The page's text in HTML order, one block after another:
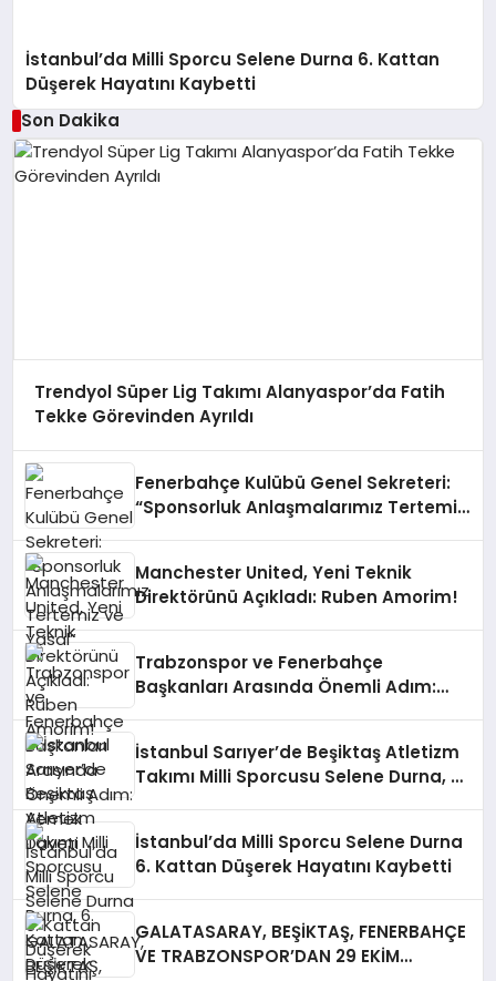
İstanbul’da Milli Sporcu Selene Durna 6. Kattan
Düşerek Hayatını Kaybetti
Son Dakika
Trendyol Süper Lig Takımı Alanyaspor’da Fatih
Tekke Görevinden Ayrıldı
Fenerbahçe Kulübü Genel Sekreteri:
“Sponsorluk Anlaşmalarımız Tertemiz
Manchester United, Yeni Teknik
Direktörünü Açıkladı: Ruben Amorim!
Trabzonspor ve Fenerbahçe
Başkanları Arasında Önemli Adım:
İstanbul Sarıyer’de Beşiktaş Atletizm
Takımı Milli Sporcusu Selene Durna, 6.
İstanbul’da Milli Sporcu Selene Durna
6. Kattan Düşerek Hayatını Kaybetti
GALATASARAY, BEŞİKTAŞ, FENERBAHÇE
VE TRABZONSPOR’DAN 29 EKİM